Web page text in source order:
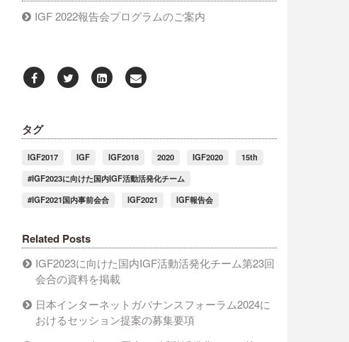
IGF 2022報告会プログラムのご案内
タグ
IGF2017 IGF IGF2018 2020 IGF2020
15th
#IGF2023に向けた国内IGF活動活発化チーム
#IGF2021国内事前会合
IGF2021 IGF報告会
Related Posts
IGF2023に向けた国内IGF活動活発化チーム第23回
会合の資料を掲載
日本インターネットガバナンスフォーラム2024に
おけるセッション提案の募集要項